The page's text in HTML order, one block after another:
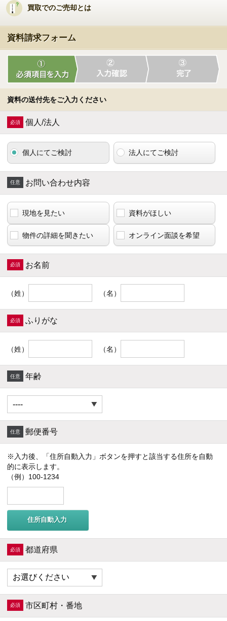
買取でのご売却とは
資料請求フォーム
資料の送付先をご入力ください
個人/法人
個人にてご検討 法人にてご検討
お問い合わせ内容
現地を見たい 資料がほしい
物件の詳細を聞きたい オンライン面談を希望
お名前
（姓） （名）
ふりがな
（姓） （名）
年齢
郵便番号
※入力後、「住所自動入力」ボタンを押すと該当する住所を自動
的に表示します。
（例）100-1234
住所自動入力
都道府県
市区町村・番地